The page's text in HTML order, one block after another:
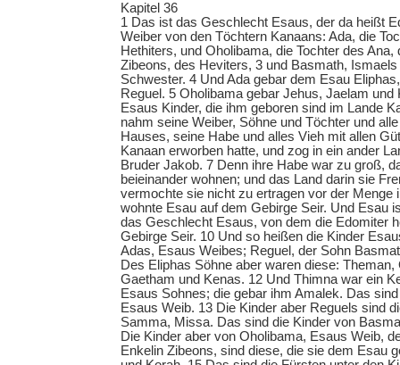
Kapitel 36
1 Das ist das Geschlecht Esaus, der da heißt
Weiber von den Töchtern Kanaans: Ada, die
Hethiters, und Oholibama, die Tochter des Ana,
Zibeons, des Heviters, 3 und Basmath, Ismaels
Schwester. 4 Und Ada gebar dem Esau
Reguel. 5 Oholibama gebar Jehus, Jaelam und
Esaus Kinder, die ihm geboren sind im Lande
nahm seine Weiber, Söhne und Töchter und
Hauses, seine Habe und alles Vieh mit allen
Kanaan erworben hatte, und zog in ein ander
Bruder Jakob. 7 Denn ihre Habe war zu groß,
beieinander wohnen; und das Land darin sie
vermochte sie nicht zu ertragen vor der Menge
wohnte Esau auf dem Gebirge Seir. Und Esau
das Geschlecht Esaus, von dem die Edomiter
Gebirge Seir. 10 Und so heißen die Kinder
Adas, Esaus Weibes; Reguel, der Sohn
Des Eliphas Söhne aber waren diese: Theman,
Gaetham und Kenas. 12 Und Thimna war ein
Esaus Sohnes; die gebar ihm Amalek. Das
Esaus Weib. 13 Die Kinder aber Reguels sind
Samma, Missa. Das sind die Kinder von
Die Kinder aber von Oholibama, Esaus Weib,
Enkelin Zibeons, sind diese, die sie dem Esau